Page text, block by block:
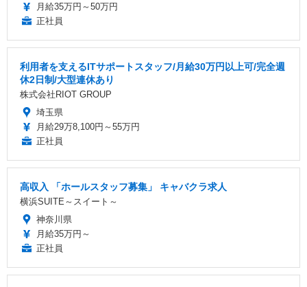
月給35万円～50万円
正社員
利用者を支えるITサポートスタッフ/月給30万円以上可/完全週
休2日制/大型連休あり
株式会社RIOT GROUP
埼玉県
月給29万8,100円～55万円
正社員
高収入 「ホールスタッフ募集」 キャバクラ求人
横浜SUITE～スイート～
神奈川県
月給35万円～
正社員